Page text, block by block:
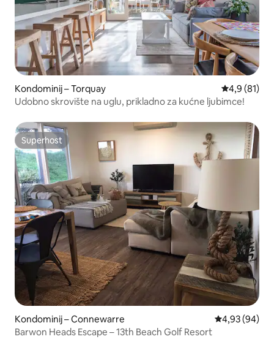
Kondominij – Torquay Prosječna
4,9 (81)
Udobno skrovište na uglu, prikladno za kućne ljubimce!
Superhost
Superhost
Kondominij – Connewarre Prosječna
4,93 (94)
Barwon Heads Escape – 13th Beach Golf Resort